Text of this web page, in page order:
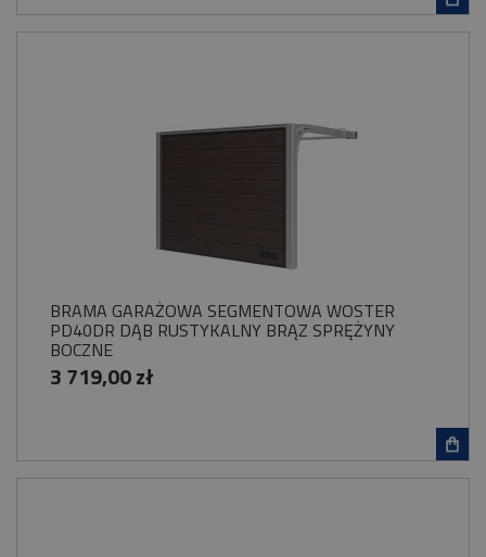
BRAMA GARAŻOWA SEGMENTOWA WOSTER
PD40DR DĄB RUSTYKALNY BRĄZ SPRĘŻYNY
BOCZNE
3 719,00 zł